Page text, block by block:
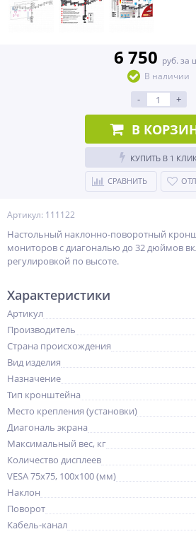
Артикул: 111122
Настольный наклонно-поворотный
мониторов с диагональю до 32 дюймов
регулировкой по высоте.
6 750 руб. за
В наличии
- +
В
КУПИТЬ В 1
СРАВНИТЬ
Характеристики
Артикул
Производитель
Страна происхождения
Вид изделия
Назначение
Тип кронштейна
Место крепления (установки)
Диагональ экрана
Максимальный вес, кг
Количество дисплеев
VESA 75x75, 100x100 (мм)
Наклон
Поворот
Кабель-канал